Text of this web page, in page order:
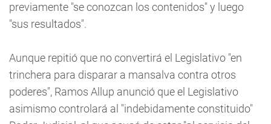
previamente "se conozcan los contenidos" y luego
"sus resultados".
Aunque repitió que no convertirá el Legislativo "en
trinchera para disparar a mansalva contra otros
poderes", Ramos Allup anunció que el Legislativo
asimismo controlará al "indebidamente constituido"